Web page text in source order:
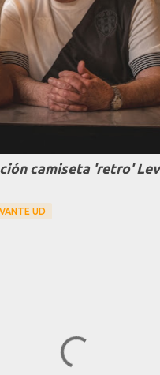
camiseta 'retro'
UD